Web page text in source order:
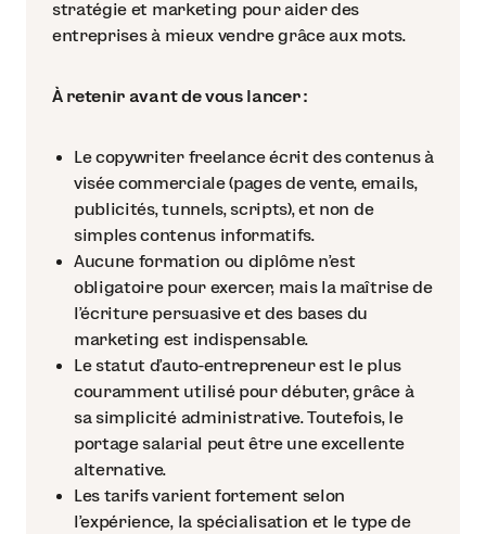
stratégie et marketing pour aider des
entreprises à mieux vendre grâce aux mots.
À retenir avant de vous lancer :
Le copywriter freelance écrit des contenus à
visée commerciale (pages de vente, emails,
publicités, tunnels, scripts), et non de
simples contenus informatifs.
Aucune formation ou diplôme n’est
obligatoire pour exercer, mais la maîtrise de
l’écriture persuasive et des bases du
marketing est indispensable.
Le statut d’auto-entrepreneur est le plus
couramment utilisé pour débuter, grâce à
sa simplicité administrative. Toutefois, le
portage salarial peut être une excellente
alternative.
Les tarifs varient fortement selon
l’expérience, la spécialisation et le type de